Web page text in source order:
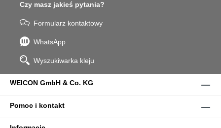
Czy masz jakieś pytania?
Formularz kontaktowy
WhatsApp
Wyszukiwarka kleju
WEICON GmbH & Co. KG
Pomoc i kontakt